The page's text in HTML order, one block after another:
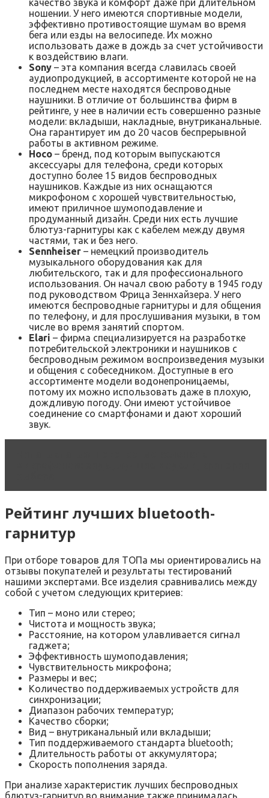
качество звука и комфорт даже при длительном
ношении. У него имеются спортивные модели,
эффективно противостоящие шумам во время
бега или езды на велосипеде. Их можно
использовать даже в дождь за счет устойчивости
к воздействию влаги.
Sony – эта компания всегда славилась своей
аудиопродукцией, в ассортименте которой не на
последнем месте находятся беспроводные
наушники. В отличие от большинства фирм в
рейтинге, у нее в наличии есть совершенно разные
модели: вкладыши, накладные, внутриканальные.
Она гарантирует им до 20 часов беспрерывной
работы в активном режиме.
Hoco – бренд, под которым выпускаются
аксессуары для телефона, среди которых
доступно более 15 видов беспроводных
наушников. Каждые из них оснащаются
микрофоном с хорошей чувствительностью,
имеют приличное шумоподавление и
продуманный дизайн. Среди них есть лучшие
блютуз-гарнитуры как с кабелем между двумя
частями, так и без него.
Sennheiser – немецкий производитель
музыкального оборудования как для
любительского, так и для профессионального
использования. Он начал свою работу в 1945 году
под руководством Фрица Зеннхайзера. У него
имеются беспроводные гарнитуры и для общения
по телефону, и для прослушивания музыки, в том
числе во время занятий спортом.
Elari – фирма специализируется на разработке
потребительской электроники и наушников с
беспроводным режимом воспроизведения музыки
и общения с собеседником. Доступные в его
ассортименте модели водонепроницаемы,
потому их можно использовать даже в плохую,
дождливую погоду. Они имеют устойчивое
соединение со смартфонами и дают хороший
звук.
Рейтинг лучших bluetooth-
гарнитур
При отборе товаров для ТОПа мы ориентировались на
отзывы покупателей и результаты тестирований
нашими экспертами. Все изделия сравнивались между
собой с учетом следующих критериев:
Тип – моно или стерео;
Чистота и мощность звука;
Расстояние, на котором улавливается сигнал
гаджета;
Эффективность шумоподавления;
Чувствительность микрофона;
Размеры и вес;
Количество поддерживаемых устройств для
синхронизации;
Диапазон рабочих температур;
Качество сборки;
Вид – внутриканальный или вкладыши;
Тип поддерживаемого стандарта bluetooth;
Длительность работы от аккумулятора;
Скорость пополнения заряда.
При анализе характеристик лучших беспроводных
блютуз-гарнитур во внимание также принималась